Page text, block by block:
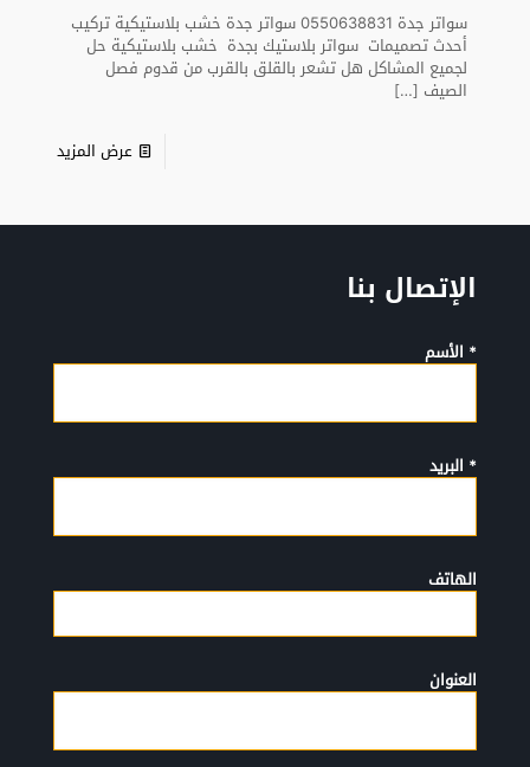
سواتر جدة 0550638831 سواتر جدة خشب بلاستيكية تركيب
أحدث تصميمات سواتر بلاستيك بجدة خشب بلاستيكية حل
لجميع المشاكل هل تشعر بالقلق بالقرب من قدوم فصل
الصيف […]
عرض المزيد
الإتصال بنا
* الأسم
* البريد
الهاتف
العنوان